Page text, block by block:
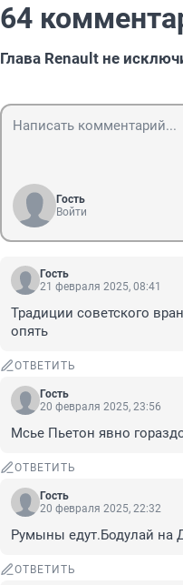
64
Глава Renault не
Гость
Войти
Гость
21 февраля 2025, 08:41
Традиции советского
опять
ОТВЕТИТЬ
Гость
20 февраля 2025, 23:56
Мсье Пьетон явно
ОТВЕТИТЬ
Гость
20 февраля 2025, 22:32
Румыны едут.Бодулай на
ОТВЕТИТЬ